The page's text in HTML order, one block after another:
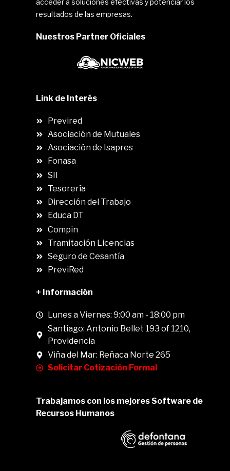
acceder a soluciones efectivas y potenciar los
resultados de las empresas.
Nuestros Partner Oficiales
Link de Interés
Previred
Asociación de Mutuales
Asociación de Isapres
Fonasa
SII
Tesorería
Dirección del Trabajo
Educa DT
Compin
Tramitación Licencias
Seguro de Cesantía
PreviRed
+ Información
Lunes a Viernes: 9:00 am - 18:00 pm
Santiago: Antonio Bellet 193 of 1210,
Providencia
Viña del Mar: Reñaca Norte 265
Solicitar Cotización Formal
Trabajamos con los mejores Software de
Recursos Humanos